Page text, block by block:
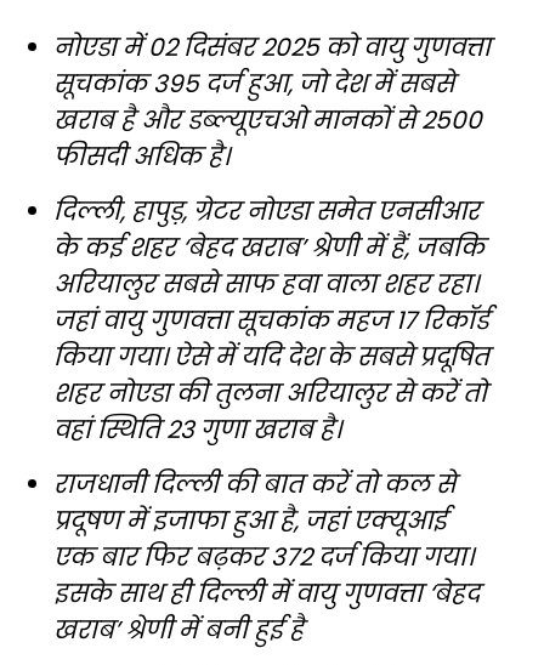
नोएडा में 02 दिसंबर 2025 को वायु गुणवत्ता
सूचकांक 395 दर्ज हुआ, जो देश में सबसे
खराब है और डब्ल्यूएचओ मानकों से 2500
फीसदी अधिक है।
दिल्ली, हापुड़, ग्रेटर नोएडा समेत एनसीआर
के कई शहर ‘बेहद खराब’ श्रेणी में हैं, जबकि
अरियालुर सबसे साफ हवा वाला शहर रहा।
जहां वायु गुणवत्ता सूचकांक महज 17 रिकॉर्ड
किया गया। ऐसे में यदि देश के सबसे प्रदूषित
शहर नोएडा की तुलना अरियालुर से करें तो
वहां स्थिति 23 गुणा खराब है।
राजधानी दिल्ली की बात करें तो कल से
प्रदूषण में इजाफा हुआ है, जहां एक्यूआई
एक बार फिर बढ़कर 372 दर्ज किया गया।
इसके साथ ही दिल्ली में वायु गुणवत्ता ‘बेहद
खराब’ श्रेणी में बनी हुई है